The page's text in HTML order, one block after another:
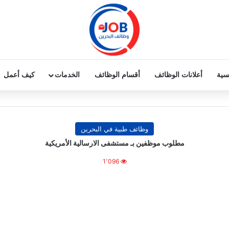
أعلانات الوظائف أقسام الوظائف الخدمات كيف أعمل
وظائف طبية في البحرين
مطلوب موظفين بـ مستشفى الارسالية الأمريكية
1٬096